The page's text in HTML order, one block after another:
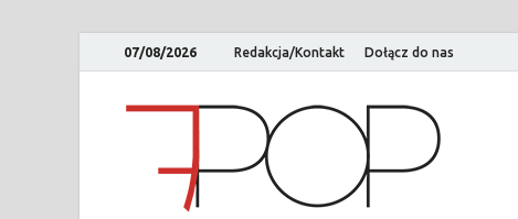
07/08/2026 Redakcja/Kontakt Dołącz do nas